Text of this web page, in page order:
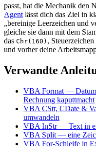
passt, hat die Mechanik den
Agent lässt dich das Ziel in
„bereinige Leerzeichen und
gleiche sie dann mit dem
das Chr(160) ,
und vorher deine
Verwandte
VBA Format —
Rechnung kaputtmacht
VBA CStr, CDate &
umwandeln
VBA InStr — Text in
VBA Split — eine
VBA For-Schleife in